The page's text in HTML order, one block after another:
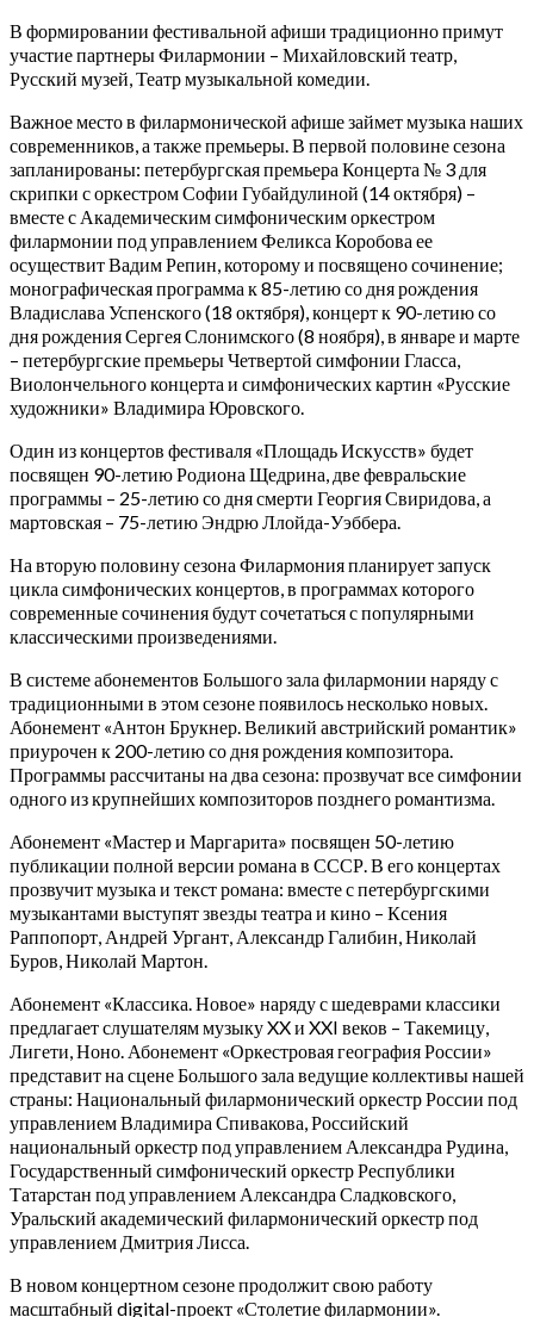
В формировании фестивальной афиши традиционно примут
участие партнеры Филармонии – Михайловский театр,
Русский музей, Театр музыкальной комедии.
Важное место в филармонической афише займет музыка наших
современников, а также премьеры. В первой половине сезона
запланированы: петербургская премьера Концерта № 3 для
скрипки с оркестром Софии Губайдулиной (14 октября) –
вместе с Академическим симфоническим оркестром
филармонии под управлением Феликса Коробова ее
осуществит Вадим Репин, которому и посвящено сочинение;
монографическая программа к 85-летию со дня рождения
Владислава Успенского (18 октября), концерт к 90-летию со
дня рождения Сергея Слонимского (8 ноября), в январе и марте
– петербургские премьеры Четвертой симфонии Гласса,
Виолончельного концерта и симфонических картин «Русские
художники» Владимира Юровского.
Один из концертов фестиваля «Площадь Искусств» будет
посвящен 90-летию Родиона Щедрина, две февральские
программы – 25-летию со дня смерти Георгия Свиридова, а
мартовская – 75-летию Эндрю Ллойда-Уэббера.
На вторую половину сезона Филармония планирует запуск
цикла симфонических концертов, в программах которого
современные сочинения будут сочетаться с популярными
классическими произведениями.
В системе абонементов Большого зала филармонии наряду с
традиционными в этом сезоне появилось несколько новых.
Абонемент «Антон Брукнер. Великий австрийский романтик»
приурочен к 200-летию со дня рождения композитора.
Программы рассчитаны на два сезона: прозвучат все симфонии
одного из крупнейших композиторов позднего романтизма.
Абонемент «Мастер и Маргарита» посвящен 50-летию
публикации полной версии романа в СССР. В его концертах
прозвучит музыка и текст романа: вместе с петербургскими
музыкантами выступят звезды театра и кино – Ксения
Раппопорт, Андрей Ургант, Александр Галибин, Николай
Буров, Николай Мартон.
Абонемент «Классика. Новое» наряду с шедеврами классики
предлагает слушателям музыку XX и XXI веков – Такемицу,
Лигети, Ноно. Абонемент «Оркестровая география России»
представит на сцене Большого зала ведущие коллективы нашей
страны: Национальный филармонический оркестр России под
управлением Владимира Спивакова, Российский
национальный оркестр под управлением Александра Рудина,
Государственный симфонический оркестр Республики
Татарстан под управлением Александра Сладковского,
Уральский академический филармонический оркестр под
управлением Дмитрия Лисса.
В новом концертном сезоне продолжит свою работу
масштабный digital-проект «Столетие филармонии».